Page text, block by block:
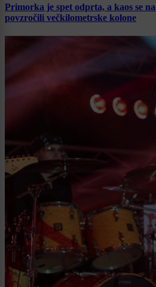
Primorka je spet odprta, a kaos se
povzročili večkilometrske kolone